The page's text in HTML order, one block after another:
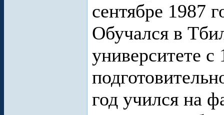
сентябре 1987
Обучался в
университете с
год учился на